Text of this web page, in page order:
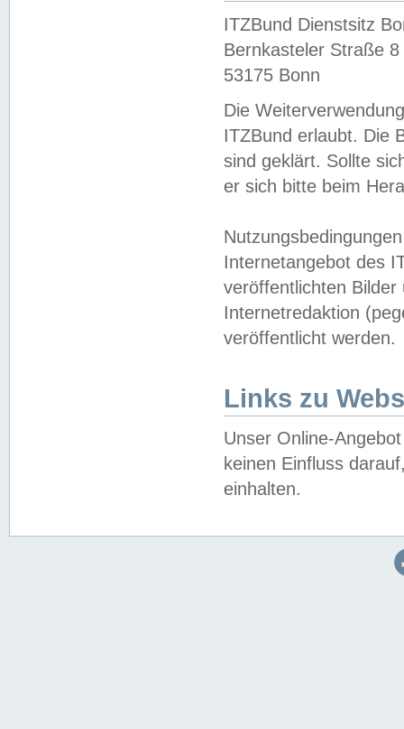
ITZBund Dienstsitz
Bernkasteler Straße 8
53175 Bonn
Die
ITZBund erlaubt. Die
sind geklärt. Sollte
er sich bitte beim
Internetangebot des
veröffentlichten
Internetredaktion
veröffentlicht werden.
Links zu
Unser Online-
keinen Einfluss
einhalten.